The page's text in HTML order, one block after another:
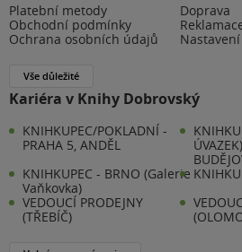
Platební metody
Doprava
Obchodní podmínky
Ochrana osobních údajů
Vše důležité
Kariéra v Knihy Dobrovský
KNIHKUPEC/POKLADNÍ -
PRAHA 5, ANDĚL
KNIHKUPEC - BRNO (Galerie
Vaňkovka)
VEDOUCÍ PRODEJNY
(TŘEBÍČ)